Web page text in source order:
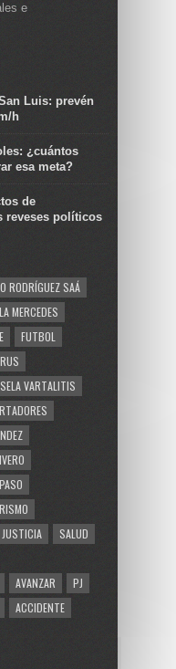
e
Luis: prevén
h
¿cuántos
esa meta?
de
reveses políticos
RODRÍGUEZ SAÁ
MERCEDES
FUTBOL
VARTALITIS
PASO
JUSTICIA
SALUD
AVANZAR
PJ
ACCIDENTE